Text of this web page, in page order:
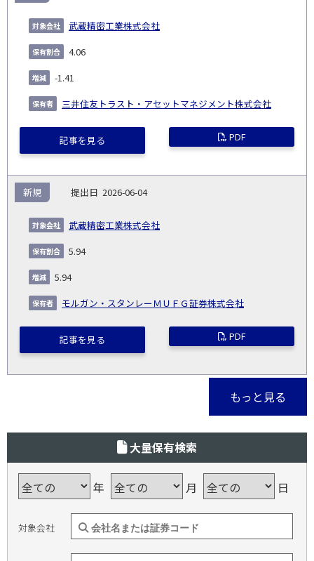
武蔵精密工業株式会社
4.06
-1.41
三井住友トラスト・アセットマネジメント株式会社
記事を見る PDF
2026-06-04
武蔵精密工業株式会社
新規
5.94
5.94
モルガン・スタンレーＭＵＦＧ証券株式会社
記事を見る PDF
もっと見る
大量保有検索
年 月 日
対象会社